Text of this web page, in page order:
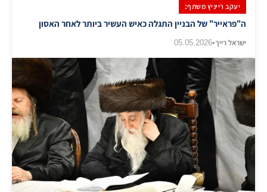
יעקב רייניץ משתף:
ה"פראייר" של הבניין התגלה כאיש העשיר ביותר לאחר האסון
ישראל רייך•
05.05.2026